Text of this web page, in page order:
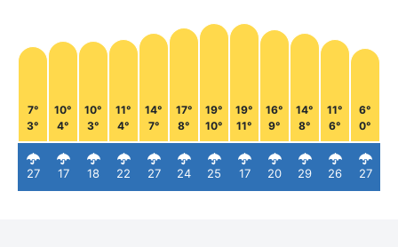
7°
3°
27
10°
4°
17
10°
3°
18
11°
4°
22
14°
7°
27
17°
8°
24
19°
10°
25
19°
11°
17
16°
9°
20
14°
8°
29
11°
6°
26
6°
0°
27